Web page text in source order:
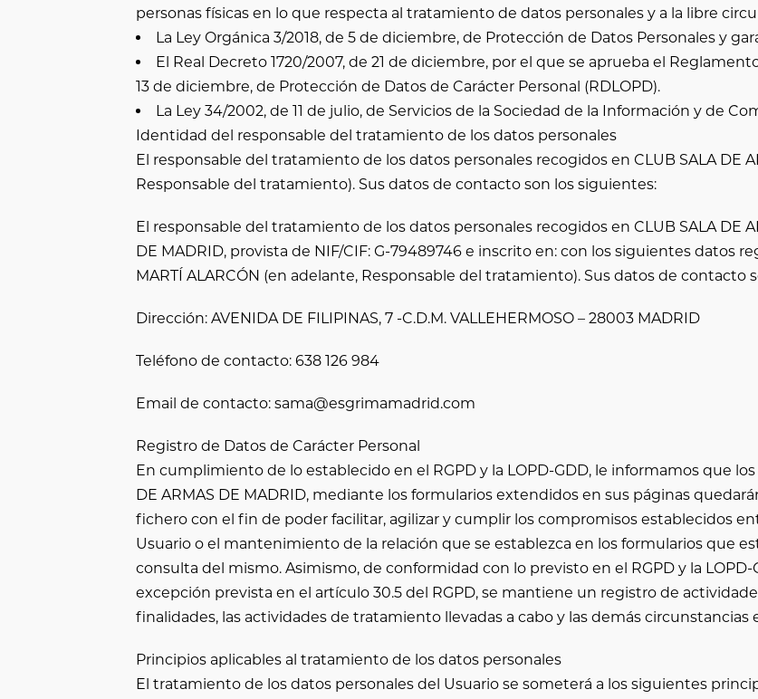
personas físicas en lo que respecta al tratamiento de datos personales y a la libre
La Ley Orgánica 3/2018, de 5 de diciembre, de Protección de Datos Personales y
El Real Decreto 1720/2007, de 21 de diciembre, por el que se aprueba el
13 de diciembre, de Protección de Datos de Carácter Personal (RDLOPD).
La Ley 34/2002, de 11 de julio, de Servicios de la Sociedad de la Información y de
Identidad del responsable del tratamiento de los datos personales
El responsable del tratamiento de los datos personales recogidos en CLUB SALA DE
Responsable del tratamiento). Sus datos de contacto son los siguientes:
El responsable del tratamiento de los datos personales recogidos en CLUB SALA DE
DE MADRID, provista de NIF/CIF: G-79489746 e inscrito en: con los siguientes datos
MARTÍ ALARCÓN (en adelante, Responsable del tratamiento). Sus datos de contacto
Dirección: AVENIDA DE FILIPINAS, 7 -C.D.M. VALLEHERMOSO – 28003 MADRID
Teléfono de contacto: 638 126 984
Email de contacto: sama@esgrimamadrid.com
Registro de Datos de Carácter Personal
En cumplimiento de lo establecido en el RGPD y la LOPD-GDD, le informamos que
DE ARMAS DE MADRID, mediante los formularios extendidos en sus páginas
fichero con el fin de poder facilitar, agilizar y cumplir los compromisos establecidos
Usuario o el mantenimiento de la relación que se establezca en los formularios que
consulta del mismo. Asimismo, de conformidad con lo previsto en el RGPD y la LOPD-
excepción prevista en el artículo 30.5 del RGPD, se mantiene un registro de
finalidades, las actividades de tratamiento llevadas a cabo y las demás circunstancias
Principios aplicables al tratamiento de los datos personales
El tratamiento de los datos personales del Usuario se someterá a los siguientes